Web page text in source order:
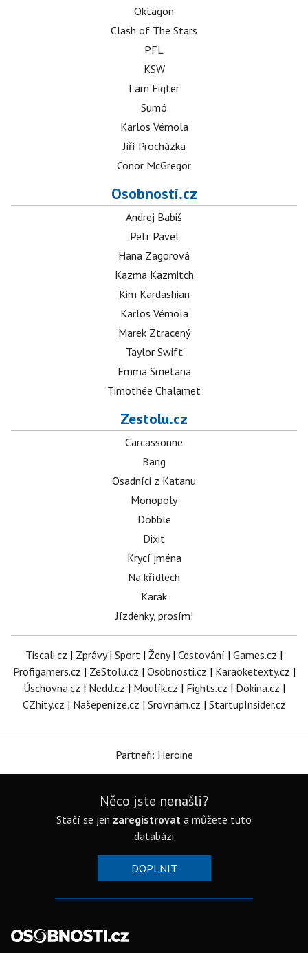
Oktagon
Clash of The Stars
PFL
KSW
I am Figter
Sumó
Karlos Vémola
Jiří Procházka
Conor McGregor
Osobnosti.cz
Andrej Babiš
Petr Pavel
Hana Zagorová
Kazma Kazmitch
Kim Kardashian
Karlos Vémola
Marek Ztracený
Taylor Swift
Emma Smetana
Timothée Chalamet
Zestolu.cz
Carcassonne
Bang
Osadníci z Katanu
Monopoly
Dobble
Dixit
Krycí jména
Na křídlech
Karak
Jízdenky, prosím!
Tiscali.cz | Zprávy| Sport | Ženy| Cestování | Games.cz |
Profigamers.cz | ZeStolu.cz | Osobnosti.cz | Karaoketexty.cz |
Úschovna.cz | Nedd.cz | Moulík.cz | Fights.cz | Dokina.cz |
CZhity.cz | Našepeníze.cz | Srovnám.cz | StartupInsider.cz
Partneři: Heroine
Něco jste nenašli?
Stačí se jen zaregistrovat a můžete tuto
databázi
DOPLNIT